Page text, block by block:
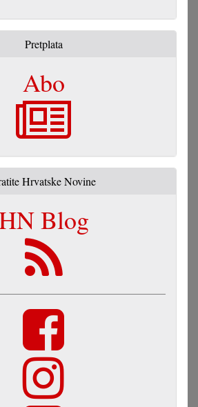
Pretplata
Abo
Hrvatske Novine
Blog